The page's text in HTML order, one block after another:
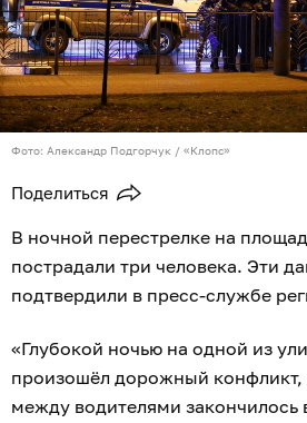
Фото: Александр Подгорчук / «Клопс»
Поделиться
В ночной перестрелке на
пострадали три человека. Эти
подтвердили в пресс-службе
«Глубокой ночью на одной из
произошёл дорожный
между водителями закончилось